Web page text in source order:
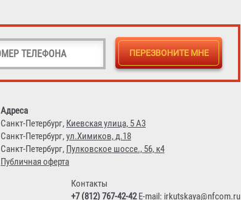
Адреса
Санкт-Петербург, Киевская улица, 5 А3
Санкт-Петербург,ул.Химиков, д.18
Санкт-Петербург, Пулковское шоссе., 56, к4
Публичная оферта
Контакты
+7 (812) 767-42-42E-mail: irkutskaya@nfcom.ru